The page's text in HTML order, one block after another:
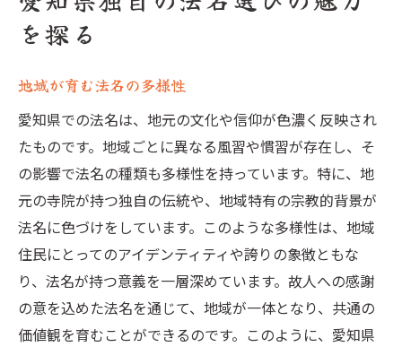
を探る
地域が育む法名の多様性
愛知県での法名は、地元の文化や信仰が色濃く反映され
たものです。地域ごとに異なる風習や慣習が存在し、そ
の影響で法名の種類も多様性を持っています。特に、地
元の寺院が持つ独自の伝統や、地域特有の宗教的背景が
法名に色づけをしています。このような多様性は、地域
住民にとってのアイデンティティや誇りの象徴ともな
り、法名が持つ意義を一層深めています。故人への感謝
の意を込めた法名を通じて、地域が一体となり、共通の
価値観を育むことができるのです。このように、愛知県